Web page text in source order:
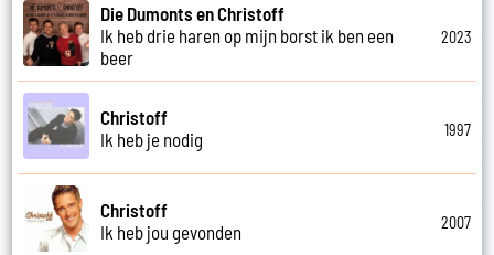
Die Dumonts en Christoff
Ik heb drie haren op mijn borst ik ben een
beer
2023
Christoff
Ik heb je nodig
1997
Christoff
Ik heb jou gevonden
2007